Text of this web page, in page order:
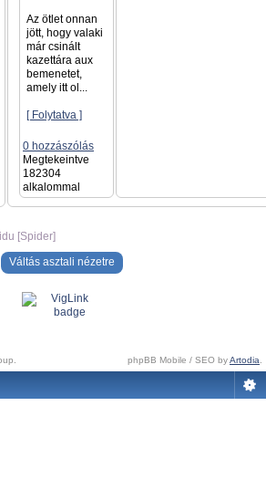
Az ötlet onnan
jött, hogy valaki
már csinált
kazettára aux
bemenetet,
amely itt ol...
[ Folytatva ]
0 hozzászólás
Megtekeintve
182304
alkalommal
[Spider]
Váltás asztali nézetre
phpBB Mobile / SEO byArtodia.